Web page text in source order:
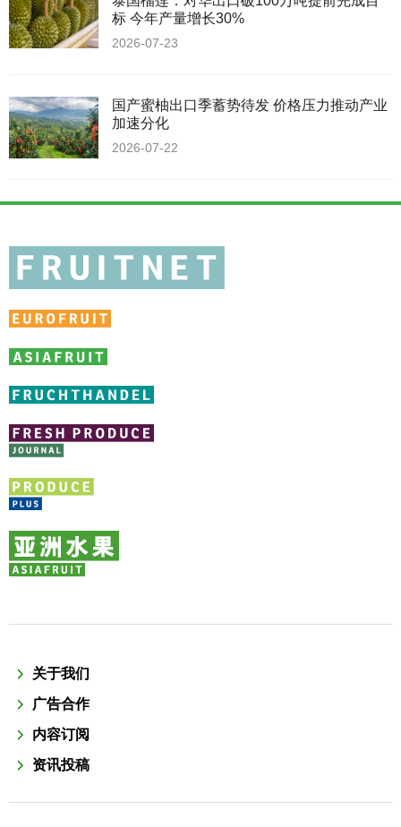
标 今年产量增长30%
2026-07-23
国产蜜柚出口季蓄势待发 价格压力推动产业
加速分化
2026-07-22
关于我们
广告合作
内容订阅
资讯投稿